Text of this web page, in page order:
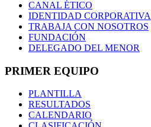
CANAL ÉTICO
IDENTIDAD CORPORATIVA
TRABAJA CON NOSOTROS
FUNDACIÓN
DELEGADO DEL MENOR
PRIMER EQUIPO
PLANTILLA
RESULTADOS
CALENDARIO